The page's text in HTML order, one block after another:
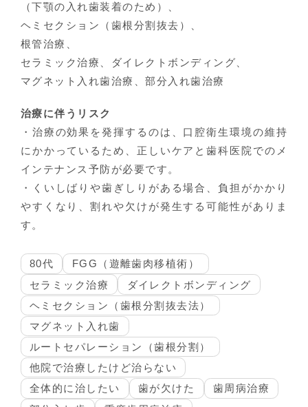
（下顎の入れ歯装着のため）、
ヘミセクション（歯根分割抜去）、
根管治療、
セラミック治療、ダイレクトボンディング、
マグネット入れ歯治療、部分入れ歯治療
治療に伴うリスク
・治療の効果を発揮するのは、口腔衛生環境の維持
にかかっているため、正しいケアと歯科医院でのメ
インテナンス予防が必要です。
・くいしばりや歯ぎしりがある場合、負担がかかり
やすくなり、割れや欠けが発生する可能性がありま
す。
80代
FGG（遊離歯肉移植術）
セラミック治療
ダイレクトボンディング
ヘミセクション（歯根分割抜去法）
マグネット入れ歯
ルートセパレーション（歯根分割）
他院で治療したけど治らない
全体的に治したい
歯が欠けた
歯周病治療